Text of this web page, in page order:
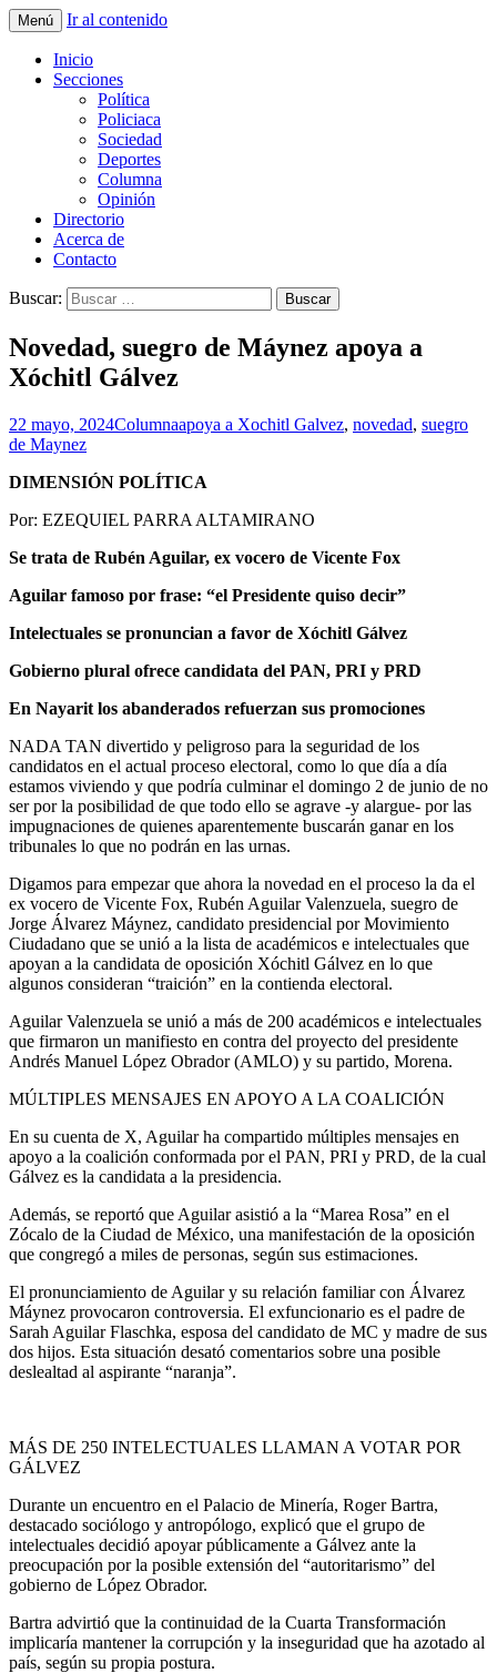
La Yunta de Tepic
Menú Ir al contenido
Inicio
Secciones
Política
Policiaca
Sociedad
Deportes
Columna
Opinión
Directorio
Acerca de
Contacto
Buscar:
Novedad, suegro de Máynez apoya a
Xóchitl Gálvez
22 mayo, 2024Columnaapoya a Xochitl Galvez, novedad, suegro
de Maynez
DIMENSIÓN POLÍTICA
Por: EZEQUIEL PARRA ALTAMIRANO
Se trata de Rubén Aguilar, ex vocero de Vicente Fox
Aguilar famoso por frase: “el Presidente quiso decir”
Intelectuales se pronuncian a favor de Xóchitl Gálvez
Gobierno plural ofrece candidata del PAN, PRI y PRD
En Nayarit los abanderados refuerzan sus promociones
NADA TAN divertido y peligroso para la seguridad de los
candidatos en el actual proceso electoral, como lo que día a día
estamos viviendo y que podría culminar el domingo 2 de junio de no
ser por la posibilidad de que todo ello se agrave -y alargue- por las
impugnaciones de quienes aparentemente buscarán ganar en los
tribunales lo que no podrán en las urnas.
Digamos para empezar que ahora la novedad en el proceso la da el
ex vocero de Vicente Fox, Rubén Aguilar Valenzuela, suegro de
Jorge Álvarez Máynez, candidato presidencial por Movimiento
Ciudadano que se unió a la lista de académicos e intelectuales que
apoyan a la candidata de oposición Xóchitl Gálvez en lo que
algunos consideran “traición” en la contienda electoral.
Aguilar Valenzuela se unió a más de 200 académicos e intelectuales
que firmaron un manifiesto en contra del proyecto del presidente
Andrés Manuel López Obrador (AMLO) y su partido, Morena.
MÚLTIPLES MENSAJES EN APOYO A LA COALICIÓN
En su cuenta de X, Aguilar ha compartido múltiples mensajes en
apoyo a la coalición conformada por el PAN, PRI y PRD, de la cual
Gálvez es la candidata a la presidencia.
Además, se reportó que Aguilar asistió a la “Marea Rosa” en el
Zócalo de la Ciudad de México, una manifestación de la oposición
que congregó a miles de personas, según sus estimaciones.
El pronunciamiento de Aguilar y su relación familiar con Álvarez
Máynez provocaron controversia. El exfuncionario es el padre de
Sarah Aguilar Flaschka, esposa del candidato de MC y madre de sus
dos hijos. Esta situación desató comentarios sobre una posible
deslealtad al aspirante “naranja”.
MÁS DE 250 INTELECTUALES LLAMAN A VOTAR POR
GÁLVEZ
Durante un encuentro en el Palacio de Minería, Roger Bartra,
destacado sociólogo y antropólogo, explicó que el grupo de
intelectuales decidió apoyar públicamente a Gálvez ante la
preocupación por la posible extensión del “autoritarismo” del
gobierno de López Obrador.
Bartra advirtió que la continuidad de la Cuarta Transformación
implicaría mantener la corrupción y la inseguridad que ha azotado al
país, según su propia postura.